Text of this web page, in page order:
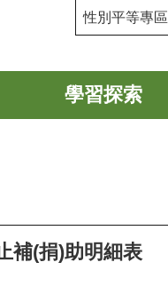
性別平等專區
學習探索
補(捐)助明細表